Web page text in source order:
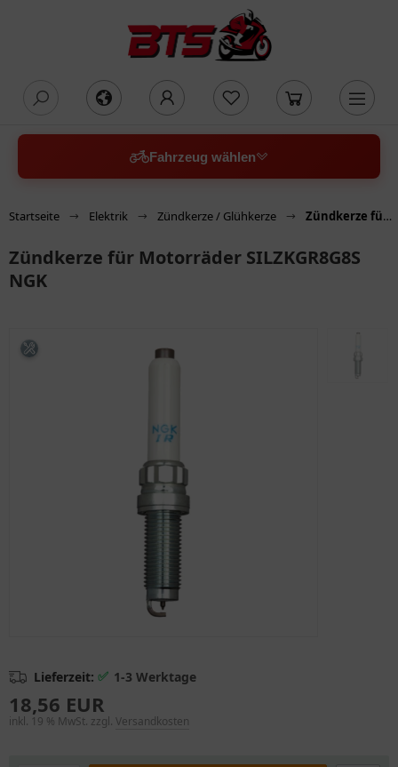
Fahrzeug wählen
Startseite Elektrik Zündkerze / Glühkerze Zündkerze für Motorräder SILZKGR8G8S NGK
Zündkerze für Motorräder SILZKGR8G8S
NGK
Lieferzeit: ✅ 1-3 Werktage
18,56 EUR
inkl. 19 % MwSt. zzgl. Versandkosten